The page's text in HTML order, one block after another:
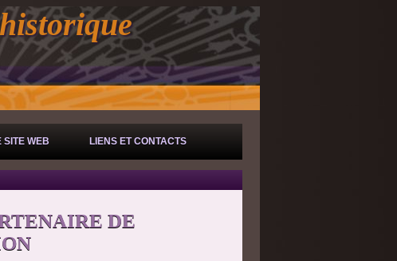
SITE WEB LIENS ET CONTACTS
DE